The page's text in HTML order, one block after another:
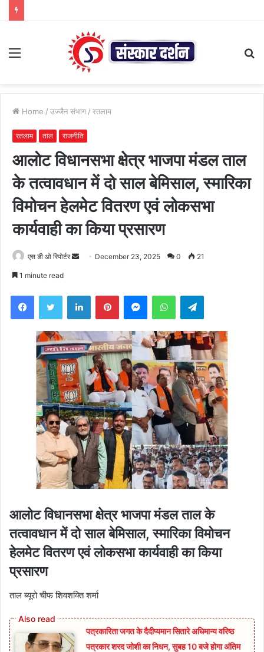
Menu
Home / उज्जैन संभाग / रतलाम
रतलाम ताल राजनीति
आलोट विधानसभा क्षेत्र भाजपा मंडल ताल
के तत्वावधान में दो साल बेमिसाल, स्मारिका
विमोचन हेलमेट वितरण एवं लोकसभा
कार्यवाही का किया प्रसारण
एस डी ओ रिपोर्टर
Send December 23, 2025 0 21
1 minute read
FacebookTwitter LinkedInPinterestMessengerWhatsAppTelegram
आलोट विधानसभा क्षेत्र भाजपा मंडल ताल के
तत्वावधान में दो साल बेमिसाल, स्मारिका विमोचन
हेलमेट वितरण एवं लोकसभा कार्यवाही का किया
प्रसारण
ताल ब्यूरो चीफ शिवशक्ति शर्मा
पत्रकारिता जगत के दैदीप्यमान सितारे अधिमान्य वरिष्ठ
पत्रकार शरद जोशी का निधन, सुबह 10 बजे होगा अंतिम